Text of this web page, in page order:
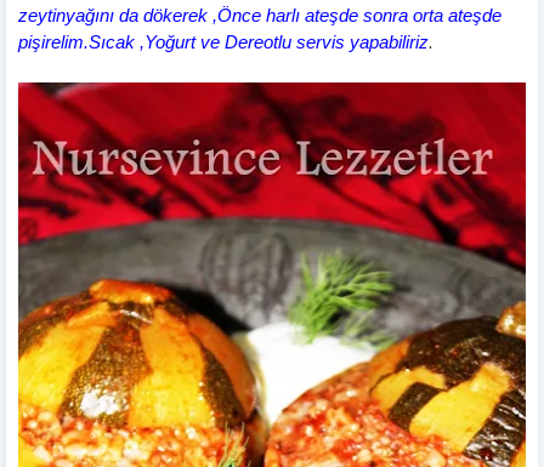
zeytinyağını da dökerek ,Önce harlı ateşde sonra orta ateşde
pişirelim.Sıcak ,Yoğurt ve Dereotlu servis yapabiliriz.